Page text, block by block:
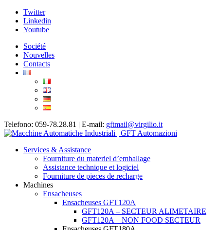
Twitter
Linkedin
Youtube
Société
Nouvelles
Contacts
Telefono: 059-78.28.81 | E-mail: gftmail@virgilio.it
Services & Assistance
Fourniture du materiel d’emballage
Assistance technique et logiciel
Fourniture de pieces de recharge
Machines
Ensacheuses
Ensacheuses GFT120A
GFT120A – SECTEUR ALIMETAIRE
GFT120A – NON FOOD SECTEUR